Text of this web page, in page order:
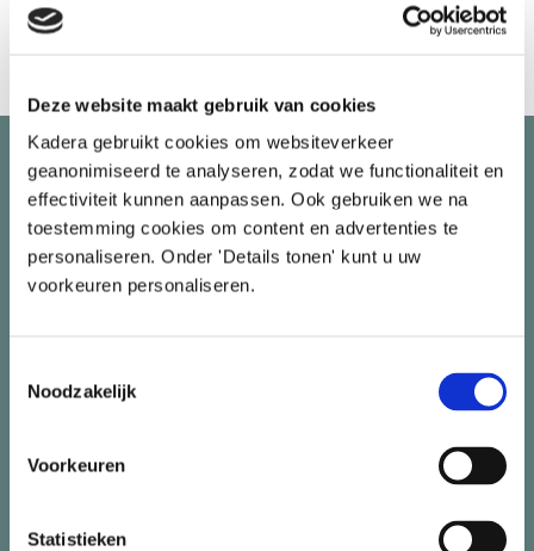
Deze website maakt gebruik van cookies
Kadera gebruikt cookies om websiteverkeer
geanonimiseerd te analyseren, zodat we functionaliteit en
effectiviteit kunnen aanpassen. Ook gebruiken we na
toestemming cookies om content en advertenties te
personaliseren. Onder 'Details tonen' kunt u uw
voorkeuren personaliseren.
Noodzakelijk
Voorkeuren
Statistieken